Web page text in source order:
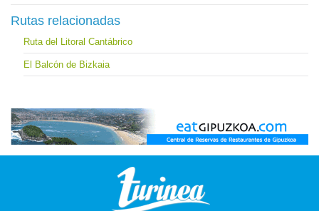
Rutas relacionadas
Ruta del Litoral Cantábrico
El Balcón de Bizkaia